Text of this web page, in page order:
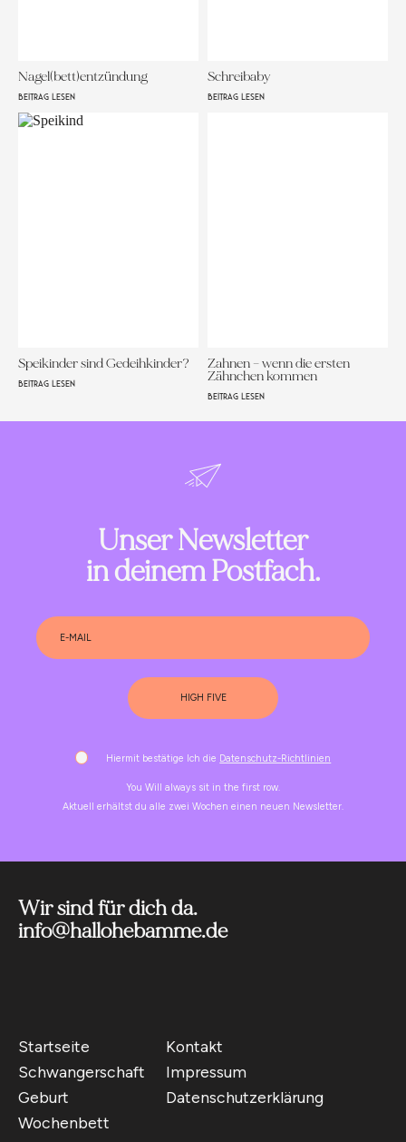
Nagel(bett)entzündung
BEITRAG LESEN
Schreibaby
BEITRAG LESEN
Speikinder sind Gedeihkinder?
BEITRAG LESEN
Zahnen – wenn die ersten
Zähnchen kommen
BEITRAG LESEN
Unser Newsletter
in deinem Postfach.
HIGH FIVE
Hiermit bestätige Ich die Datenschutz-Richtlinien
You Will always sit in the first row.
Aktuell erhältst du alle zwei Wochen einen neuen Newsletter.
Wir sind für dich da.
info@hallohebamme.de
Startseite
Schwangerschaft
Geburt
Wochenbett
Kontakt
Impressum
Datenschutzerklärung